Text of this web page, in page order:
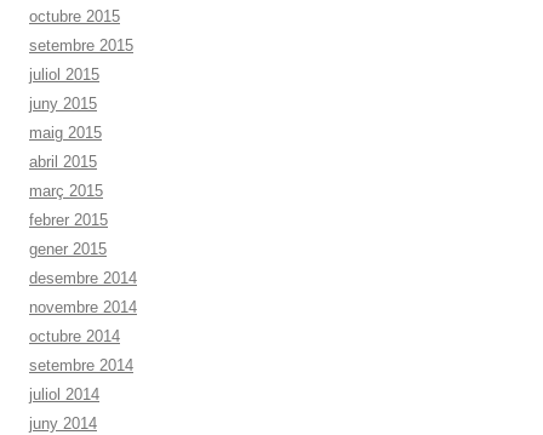
octubre 2015
setembre 2015
juliol 2015
juny 2015
maig 2015
abril 2015
març 2015
febrer 2015
gener 2015
desembre 2014
novembre 2014
octubre 2014
setembre 2014
juliol 2014
juny 2014